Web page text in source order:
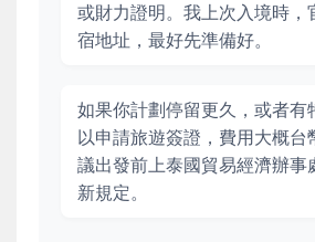
或財力證明。我上次入境時，
宿地址，最好先準備好。
如果你計劃停留更久，或者有
以申請旅遊簽證，費用大概台
議出發前上泰國貿易經濟辦事
新規定。